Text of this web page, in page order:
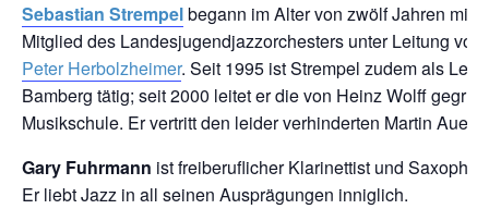
Sebastian Strempelbegann im Alter von zwölf Jahren mit
Mitglied des Landesjugendjazzorchesters unter Leitung von
Peter Herbolzheimer. Seit 1995 ist Strempel zudem als
Bamberg tätig; seit 2000 leitet er die von Heinz Wolff
Musikschule. Er vertritt den leider verhinderten Martin Auer.
Gary Fuhrmann ist freiberuflicher Klarinettist und
Er liebt Jazz in all seinen Ausprägungen inniglich.